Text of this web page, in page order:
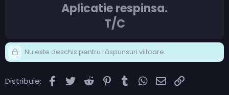
Aplicatie respinsa.
T/C
Nu este deschis pentru răspunsuri viitoare.
Distribuie: Facebook
TwitterReddit PinterestTumblrWhatsApp
Email